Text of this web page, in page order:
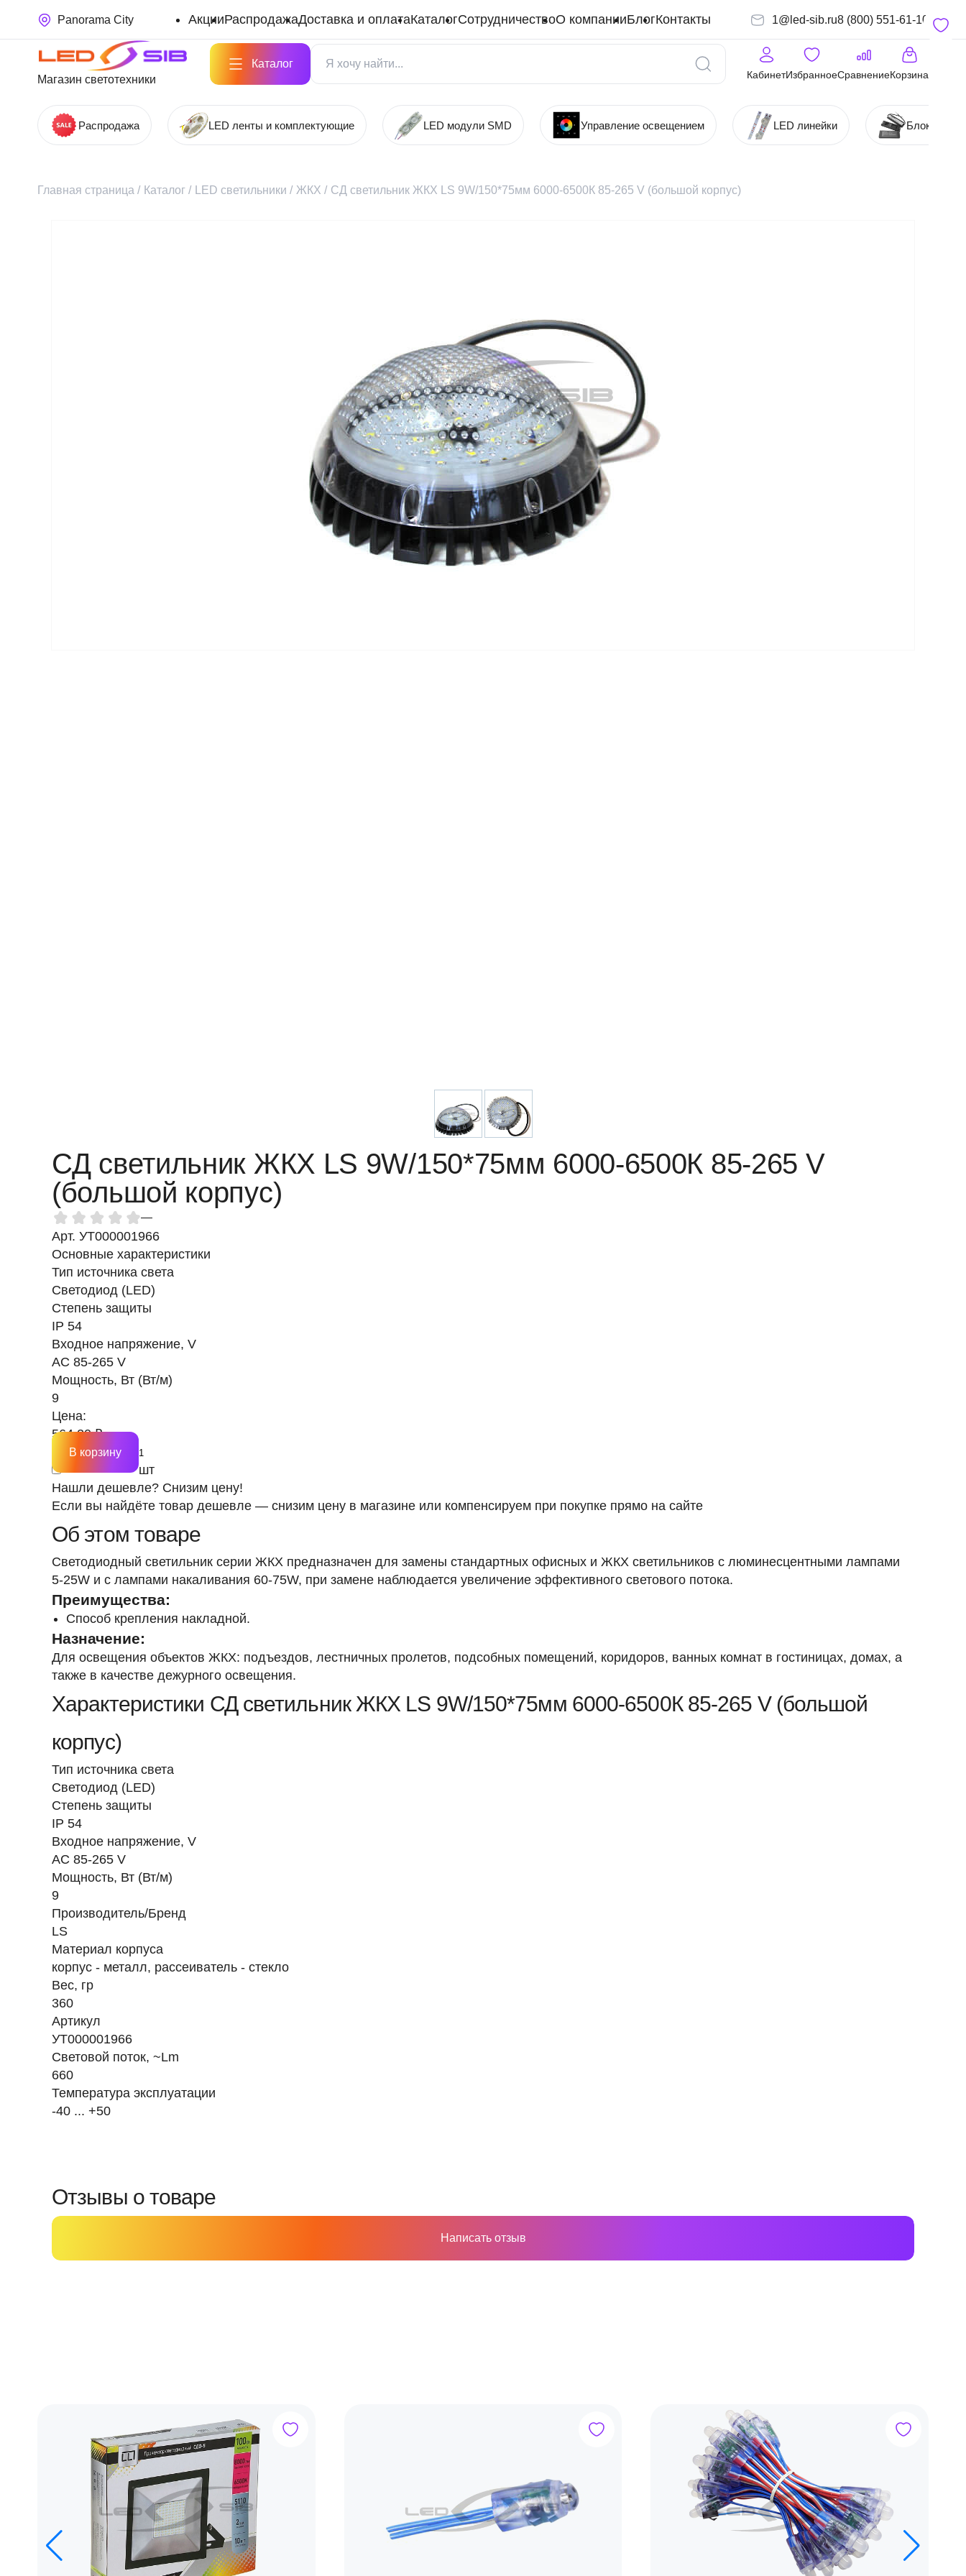
Panorama City АкцииРаспродажаДоставка и оплатаКаталогСотрудничествоО компанииБлогКонтакты 1@led-sib.ru8 (800) 551-61-10
Магазин светотехники
Каталог
КабинетИзбранноеСравнениеКорзина
Распродажа LED ленты и комплектующие LED модули SMD Управление освещением LED линейки Блоки
Главная страница / Каталог / LED светильники / ЖКХ / СД светильник ЖКХ LS 9W/150*75мм 6000-6500К 85-265 V (большой корпус)
СД светильник ЖКХ LS 9W/150*75мм 6000-6500К 85-265 V
(большой корпус)
—
Арт. УТ000001966
Основные характеристики
Тип источника света
Светодиод (LED)
Степень защиты
IP 54
Входное напряжение, V
AC 85-265 V
Мощность, Вт (Вт/м)
9
Цена:
564.20 ₽
шт
В корзину
Нашли дешевле? Снизим цену!
Если вы найдёте товар дешевле — снизим цену в магазине или компенсируем при покупке прямо на сайте
Об этом товаре
Светодиодный светильник серии ЖКХ предназначен для замены стандартных офисных и ЖКХ светильников с люминесцентными лампами
5-25W и с лампами накаливания 60-75W, при замене наблюдается увеличение эффективного светового потока.
Преимущества:
Способ крепления накладной.
Назначение:
Для освещения объектов ЖКХ: подъездов, лестничных пролетов, подсобных помещений, коридоров, ванных комнат в гостиницах, домах, а
также в качестве дежурного освещения.
Характеристики СД светильник ЖКХ LS 9W/150*75мм 6000-6500К 85-265 V (большой
корпус)
Тип источника света
Светодиод (LED)
Степень защиты
IP 54
Входное напряжение, V
AC 85-265 V
Мощность, Вт (Вт/м)
9
Производитель/Бренд
LS
Материал корпуса
корпус - металл, рассеиватель - стекло
Вес, гр
360
Артикул
УТ000001966
Световой поток, ~Lm
660
Температура эксплуатации
-40 ... +50
Отзывы о товаре
Написать отзыв